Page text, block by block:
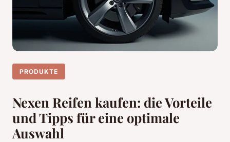
PRODUKTE
Nexen Reifen kaufen: die Vorteile
und Tipps für eine optimale
Auswahl